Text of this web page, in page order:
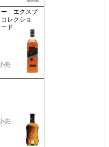
ー エクスプ
レクショ
ド
売
売